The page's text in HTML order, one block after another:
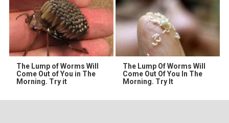
The Lump of Worms Will
Come Out of You in The
Morning. Try it
The Lump Of Worms Will
Come Out Of You In The
Morning. Try It